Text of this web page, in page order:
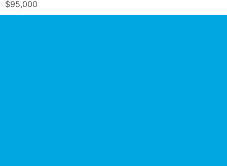
$95,000